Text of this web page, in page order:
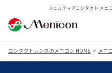
シェルティアコンタクト メニ
コンタクトレンズのメニコン HOME メニ